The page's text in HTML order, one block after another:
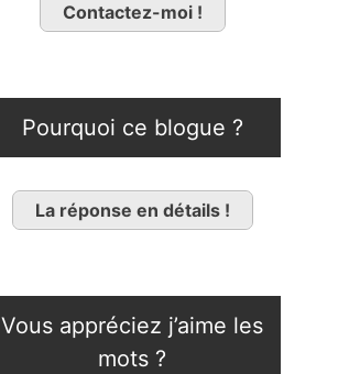
Contactez-moi !
Pourquoi ce blogue ?
La réponse en détails !
Vous appréciez j’aime les
mots ?